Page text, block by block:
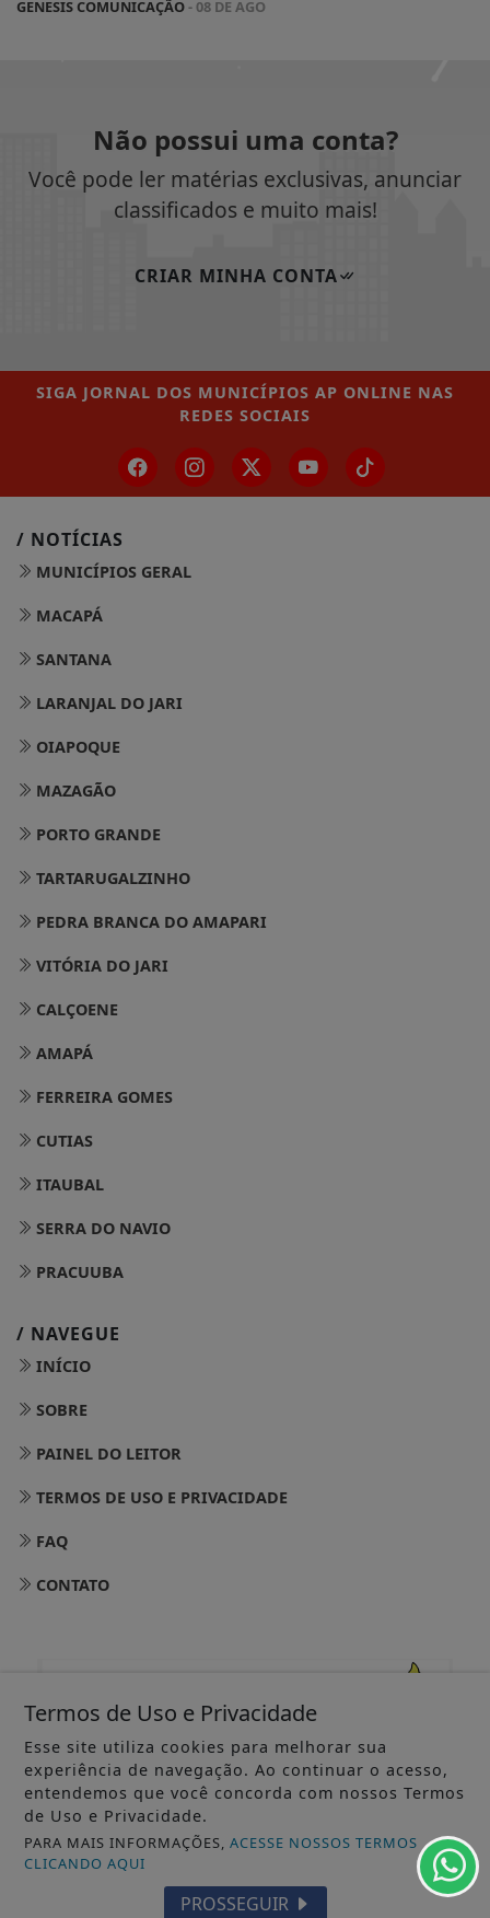
GENESIS COMUNICAÇÃO- 08 DE AGO
Não possui uma conta?
Você pode ler matérias exclusivas, anunciar
classificados e muito mais!
CRIAR MINHA CONTA
SIGA JORNAL DOS MUNICÍPIOS AP ONLINE NAS
REDES SOCIAIS
/ NOTÍCIAS
MUNICÍPIOS GERAL
MACAPÁ
SANTANA
LARANJAL DO JARI
OIAPOQUE
MAZAGÃO
PORTO GRANDE
TARTARUGALZINHO
PEDRA BRANCA DO AMAPARI
VITÓRIA DO JARI
CALÇOENE
AMAPÁ
FERREIRA GOMES
CUTIAS
ITAUBAL
SERRA DO NAVIO
PRACUUBA
/ NAVEGUE
INÍCIO
SOBRE
PAINEL DO LEITOR
TERMOS DE USO E PRIVACIDADE
FAQ
CONTATO
@ 2025 JORNAL DOS MUNICÍPIOS - TODOS OS DIREITOS
RESERVADOS
Termos de Uso e Privacidade
Esse site utiliza cookies para melhorar sua
experiência de navegação. Ao continuar o acesso,
entendemos que você concorda com nossos Termos
de Uso e Privacidade.
PARA MAIS INFORMAÇÕES,ACESSE NOSSOS TERMOS
CLICANDO AQUI
PROSSEGUIR